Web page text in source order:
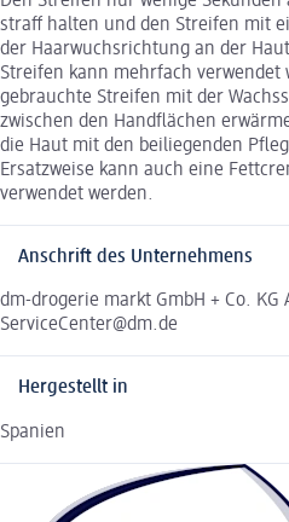
straff halten und den Streifen mit
der Haarwuchsrichtung an der
Streifen kann mehrfach verwendet
gebrauchte Streifen mit der
zwischen den Handflächen
die Haut mit den beiliegenden
Ersatzweise kann auch eine
verwendet werden.
Anschrift des Unternehmens
dm-drogerie markt GmbH + Co. KG
ServiceCenter@dm.de
Hergestellt in
Spanien